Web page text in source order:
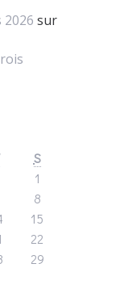
sur
S
1
8
15
22
29